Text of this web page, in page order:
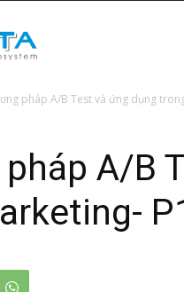
News
pháp A/B Test và ứng dụng
A/B